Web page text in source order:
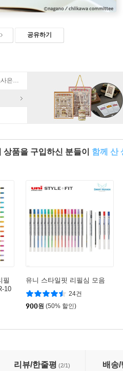
공유하기
노르잇 신제품 출시 기념 할인&사은품 증정!
상품을 구입하신 분들이 함께 산
필
10
유니 스타일핏 리필심 모음
24건
900원 (50% 할인)
정 인형 3종
리뷰/한줄평 (2/1) 배송